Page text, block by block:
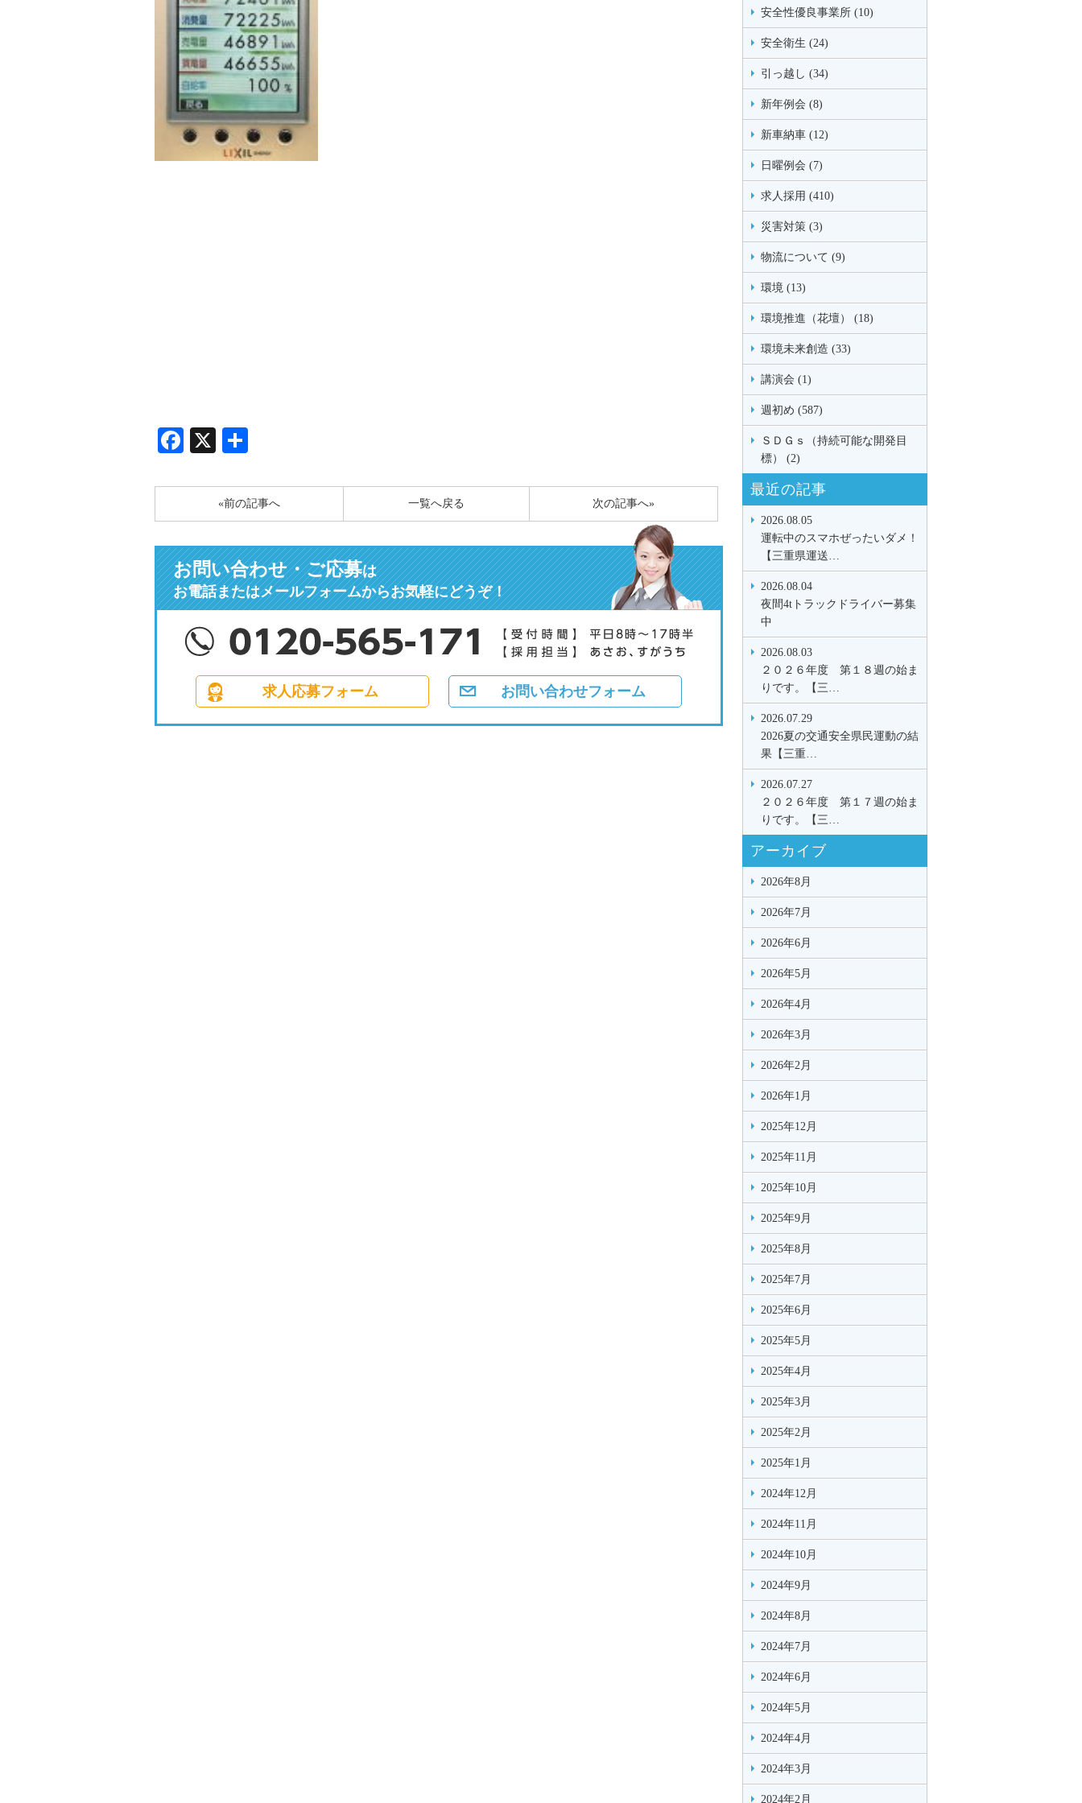
Facebook
X
«前の記事へ 次の記事へ»
一覧へ戻る
お問い合わせ・ご応募は
お電話またはメールフォームからお気軽にどうぞ！
求人応募フォーム お問い合わせフォーム
安全性優良事業所 (10)
安全衛生 (24)
引っ越し (34)
新年例会 (8)
新車納車 (12)
日曜例会 (7)
求人採用 (410)
災害対策 (3)
物流について (9)
環境 (13)
環境推進（花壇） (18)
環境未来創造 (33)
講演会 (1)
週初め (587)
ＳＤＧｓ（持続可能な開発目
標） (2)
最近の記事
2026.08.05
運転中のスマホぜったいダメ！
【三重県運送…
2026.08.04
夜間4tトラックドライバー募集
中
2026.08.03
２０２６年度 第１８週の始ま
りです。【三…
2026.07.29
2026夏の交通安全県民運動の結
果【三重…
2026.07.27
２０２６年度 第１７週の始ま
りです。【三…
アーカイブ
2026年8月
2026年7月
2026年6月
2026年5月
2026年4月
2026年3月
2026年2月
2026年1月
2025年12月
2025年11月
2025年10月
2025年9月
2025年8月
2025年7月
2025年6月
2025年5月
2025年4月
2025年3月
2025年2月
2025年1月
2024年12月
2024年11月
2024年10月
2024年9月
2024年8月
2024年7月
2024年6月
2024年5月
2024年4月
2024年3月
2024年2月